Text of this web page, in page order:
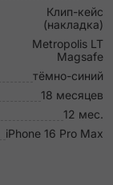
Клип-кейс
(накладка)
Metropolis LT
Magsafe
тёмно-синий
18 месяцев
12 мес.
iPhone 16 Pro Max